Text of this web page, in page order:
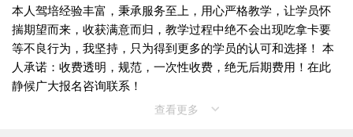
本人驾培经验丰富，秉承服务至上，用心严格教学，让学员怀
揣期望而来，收获满意而归，教学过程中绝不会出现吃拿卡要
等不良行为，我坚持，只为得到更多的学员的认可和选择！ 本
人承诺：收费透明，规范，一次性收费，绝无后期费用！在此
静候广大报名咨询联系！
查看更多